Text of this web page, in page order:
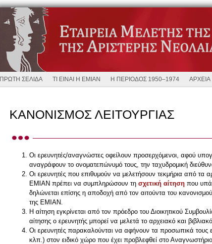
ΠΡΩΤΗ ΣΕΛΙΔΑ ΤΙ ΕΙΝΑΙ Η ΕΜΙΑΝ Η ΠΕΡΙΟΔΟΣ 1950–1974 ΑΡΧΕΙΑ
ΚΑΝΟΝΙΣΜΟΣ ΛΕΙΤΟΥΡΓΙΑΣ
Οι ερευνητές/αναγνώστες οφείλουν προσερχόμενοι, αφού
αναγράφουν το ονοματεπώνυμό τους, την ταχυδρομική
Οι ερευνητές που επιθυμούν να μελετήσουν τεκμήρια από τα
ΕΜΙΑΝ πρέπει να συμπληρώσουν τη σχετική αίτηση που
δηλώνεται επίσης η αποδοχή από τον αιτούντα του
της ΕΜΙΑΝ.
Η αίτηση εγκρίνεται από τον πρόεδρο του Διοικητικού
αίτησης ο ερευνητής μπορεί να μελετά το αρχειακό και
Οι ερευνητές παρακαλούνται να αφήνουν τα προσωπικά τους
κλπ.) στον ειδικό χώρο που έχει προβλεφθεί στο